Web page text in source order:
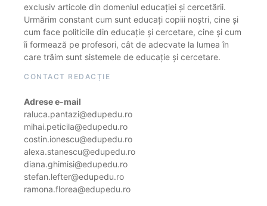
exclusiv articole din domeniul educației și cercetării.
Urmărim constant cum sunt educați copiii noștri, cine și
cum face politicile din educație și cercetare, cine și cum
îi formează pe profesori, cât de adecvate la lumea în
care trăim sunt sistemele de educație și cercetare.
CONTACT REDACȚIE
Adrese e-mail
raluca.pantazi@edupedu.ro
mihai.peticila@edupedu.ro
costin.ionescu@edupedu.ro
alexa.stanescu@edupedu.ro
diana.ghimisi@edupedu.ro
stefan.lefter@edupedu.ro
ramona.florea@edupedu.ro